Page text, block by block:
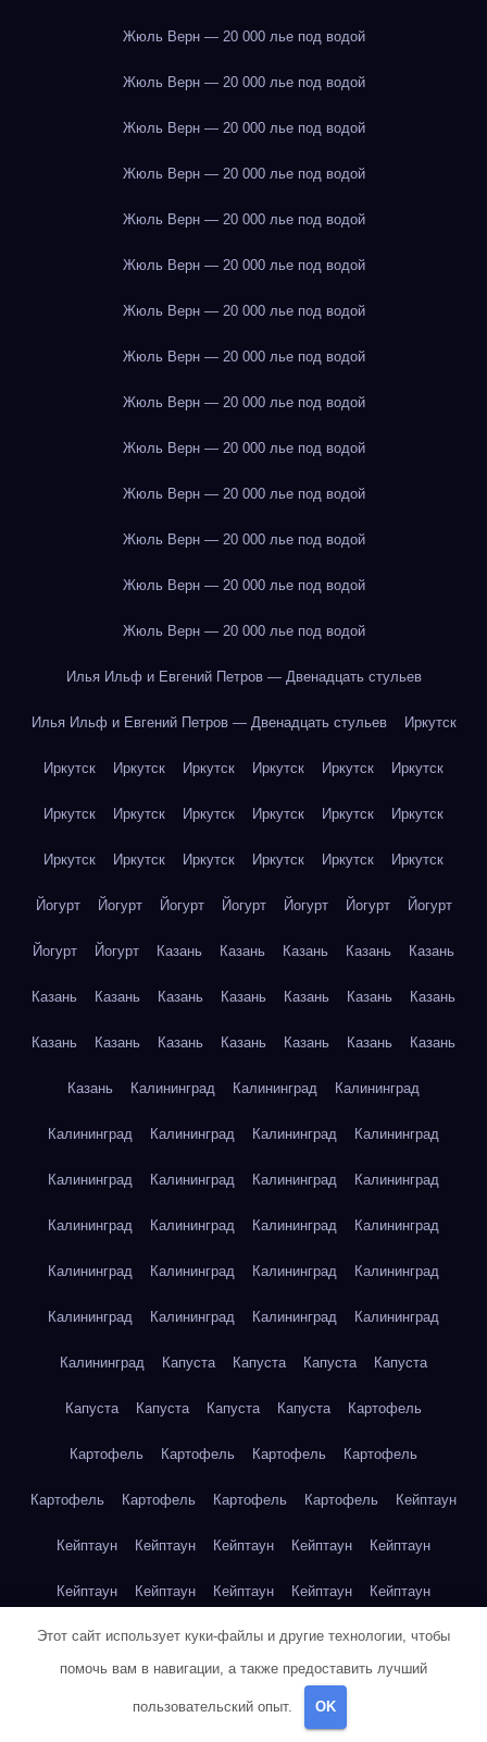
Жюль Верн — 20 000 лье под водой
Жюль Верн — 20 000 лье под водой
Жюль Верн — 20 000 лье под водой
Жюль Верн — 20 000 лье под водой
Жюль Верн — 20 000 лье под водой
Жюль Верн — 20 000 лье под водой
Жюль Верн — 20 000 лье под водой
Жюль Верн — 20 000 лье под водой
Жюль Верн — 20 000 лье под водой
Жюль Верн — 20 000 лье под водой
Жюль Верн — 20 000 лье под водой
Жюль Верн — 20 000 лье под водой
Жюль Верн — 20 000 лье под водой
Жюль Верн — 20 000 лье под водой
Илья Ильф и Евгений Петров — Двенадцать стульев
Илья Ильф и Евгений Петров — Двенадцать стульев Иркутск
Иркутск Иркутск Иркутск Иркутск Иркутск Иркутск
Иркутск Иркутск Иркутск Иркутск Иркутск Иркутск
Иркутск Иркутск Иркутск Иркутск Иркутск Иркутск
Йогурт Йогурт Йогурт Йогурт Йогурт Йогурт Йогурт
Йогурт Йогурт Казань Казань Казань Казань Казань
Казань Казань Казань Казань Казань Казань Казань
Казань Казань Казань Казань Казань Казань Казань
Казань Калининград Калининград Калининград
Калининград Калининград Калининград Калининград
Калининград Калининград Калининград Калининград
Калининград Калининград Калининград Калининград
Калининград Калининград Калининград Калининград
Калининград Калининград Калининград Калининград
Калининград Капуста Капуста Капуста Капуста
Капуста Капуста Капуста Капуста Картофель
Картофель Картофель Картофель Картофель
Картофель Картофель Картофель Картофель Кейптаун
Кейптаун Кейптаун Кейптаун Кейптаун Кейптаун
Кейптаун Кейптаун Кейптаун Кейптаун Кейптаун
Кейптаун Кейптаун Кейптаун Кейптаун Кейптаун
Кейптаун
Клубника
Этот сайт использует куки-файлы и другие технологии, чтобы
помочь вам в навигации, а также предоставить лучший
пользовательский опыт. OK